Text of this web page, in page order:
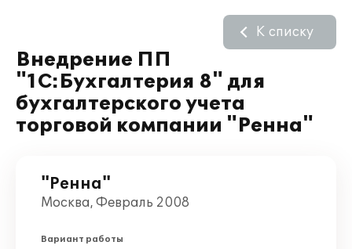
Внедрение ПП
"1С:Бухгалтерия 8" для
бухгалтерского учета
торговой компании "Ренна"
К списку
"Ренна"
Москва, Февраль 2008
Вариант работы